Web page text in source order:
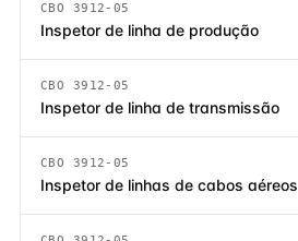
CBO 3912-05
Inspetor de linha de produção
CBO 3912-05
Inspetor de linha de transmissão
CBO 3912-05
Inspetor de linhas de cabos aéreos